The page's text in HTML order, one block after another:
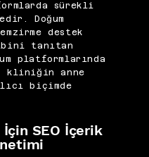
sürekli
Doğum
destek
tanıtan
platformlarında
kliniğin anne
biçimde
İçin SEO İçerik